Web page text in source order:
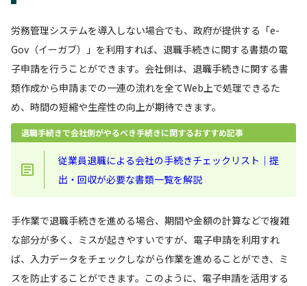
労務管理システムを導入しない場合でも、政府が提供する「e-
Gov（イーガブ）」を利用すれば、退職手続きに関する書類の電
子申請を行うことができます。会社側は、退職手続きに関する書
類作成から申請までの一連の流れを全てWeb上で処理できるた
め、時間の短縮や生産性の向上が期待できます。
退職手続きで会社側がやるべき手続きに関するおすすめ記事
従業員退職による会社の手続きチェックリスト｜提
出・回収が必要な書類一覧を解説
手作業で退職手続きを進める場合、期間や金額の計算などで複雑
な部分が多く、ミスが起きやすいですが、電子申請を利用すれ
ば、入力データをチェックしながら作業を進めることができ、ミ
スを防止することができます。このように、電子申請を活用する